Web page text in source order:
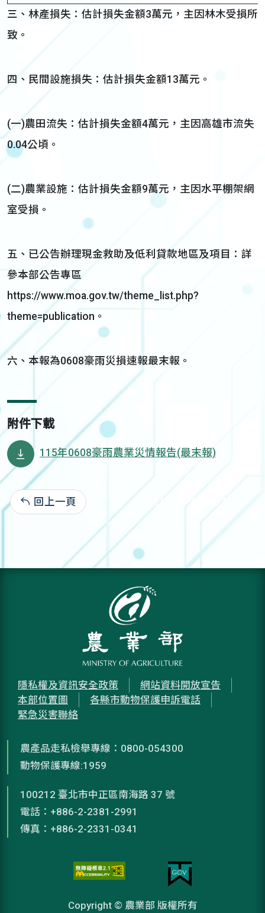
三、林產損失：估計損失金額3萬元，主因林木受損所
致。
四、民間設施損失：估計損失金額13萬元。
(一)農田流失：估計損失金額4萬元，主因高雄市流失
0.04公頃。
(二)農業設施：估計損失金額9萬元，主因水平棚架網
室受損。
五、已公告辦理現金救助及低利貸款地區及項目：詳
參本部公告專區
https://www.moa.gov.tw/theme_list.php?
theme=publication。
六、本報為0608豪雨災損速報最末報。
附件下載
115年0608豪雨農業災情報告(最末報)
回上一頁 115-06-09:1,073
隱私權及資訊安全政策
網站資料開放宣告
本部位置圖
各縣市動物保護申訴電話
緊急災害聯絡
農產品走私檢舉專線：0800-054300
動物保護專線:1959
100212 臺北市中正區南海路 37 號
電話：+886-2-2381-2991
傳真：+886-2-2331-0341
Copyright © 農業部 版權所有